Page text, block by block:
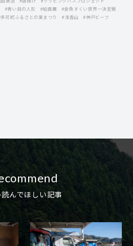
#青い目の人形 #絵画展
#金魚すくい世界一決定戦
可町ふるさとの夏まつり #浅香山 #神戸ビーフ
んでほしい記事